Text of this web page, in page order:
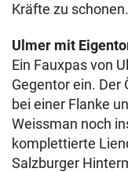
Kräfte zu schonen.
Ulmer mit
Ein Fauxpas von
Gegentor ein. Der
bei einer Flanke
Weissman noch
komplettierte
Salzburger